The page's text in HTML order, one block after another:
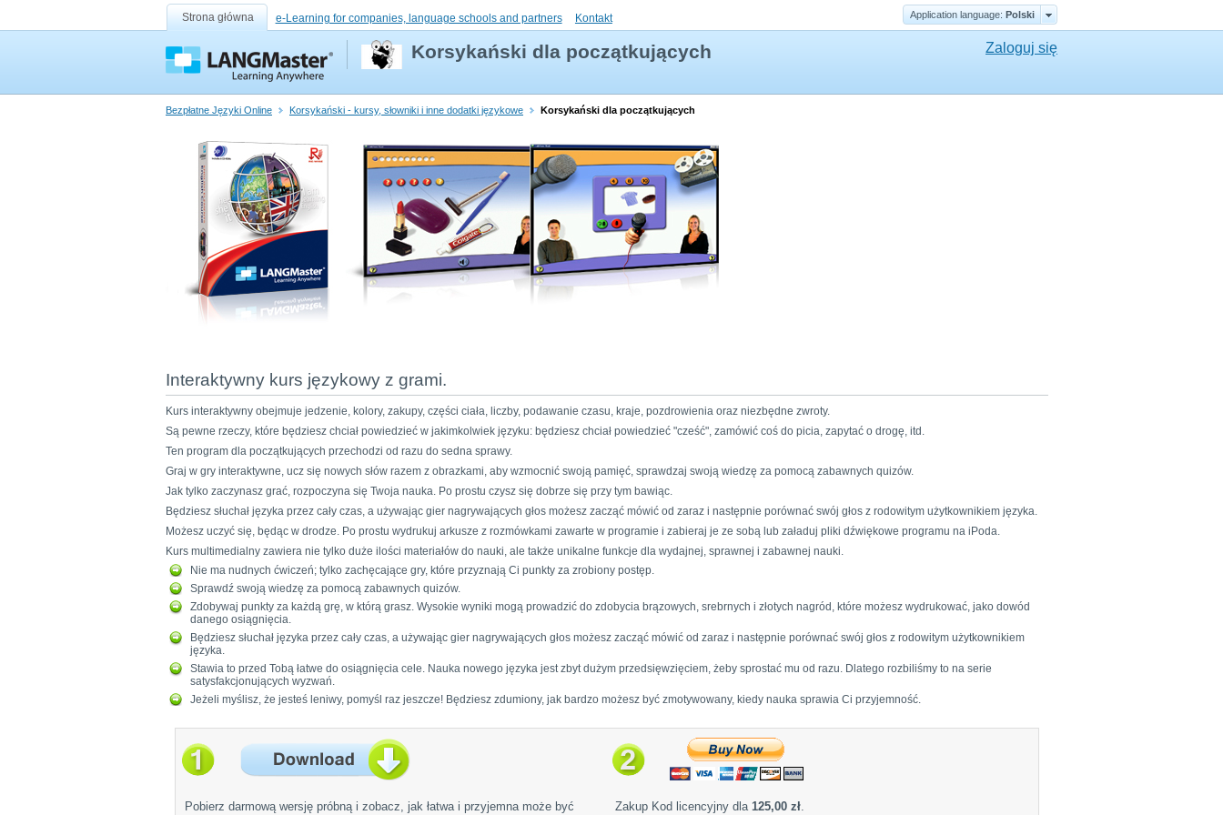
Strona główna e-Learning for companies, language schools and partners Kontakt Application language: Polski
Korsykański dla początkujących Zaloguj się
Bezpłatne Języki Online Korsykański - kursy, słowniki i inne dodatki językowe Korsykański dla początkujących
Interaktywny kurs językowy z grami.
Kurs interaktywny obejmuje jedzenie, kolory, zakupy, części ciała, liczby, podawanie czasu, kraje, pozdrowienia oraz niezbędne zwroty.
Są pewne rzeczy, które będziesz chciał powiedzieć w jakimkolwiek języku: będziesz chciał powiedzieć "cześć", zamówić coś do picia, zapytać o drogę, itd.
Ten program dla początkujących przechodzi od razu do sedna sprawy.
Graj w gry interaktywne, ucz się nowych słów razem z obrazkami, aby wzmocnić swoją pamięć, sprawdzaj swoją wiedzę za pomocą zabawnych quizów.
Jak tylko zaczynasz grać, rozpoczyna się Twoja nauka. Po prostu czysz się dobrze się przy tym bawiąc.
Będziesz słuchał języka przez cały czas, a używając gier nagrywających głos możesz zacząć mówić od zaraz i następnie porównać swój głos z rodowitym użytkownikiem języka.
Możesz uczyć się, będąc w drodze. Po prostu wydrukuj arkusze z rozmówkami zawarte w programie i zabieraj je ze sobą lub załaduj pliki dźwiękowe programu na iPoda.
Kurs multimedialny zawiera nie tylko duże ilości materiałów do nauki, ale także unikalne funkcje dla wydajnej, sprawnej i zabawnej nauki.
Nie ma nudnych ćwiczeń; tylko zachęcające gry, które przyznają Ci punkty za zrobiony postęp.
Sprawdź swoją wiedzę za pomocą zabawnych quizów.
Zdobywaj punkty za każdą grę, w którą grasz. Wysokie wyniki mogą prowadzić do zdobycia brązowych, srebrnych i złotych nagród, które możesz wydrukować, jako dowód
danego osiągnięcia.
Będziesz słuchał języka przez cały czas, a używając gier nagrywających głos możesz zacząć mówić od zaraz i następnie porównać swój głos z rodowitym użytkownikiem
języka.
Stawia to przed Tobą łatwe do osiągnięcia cele. Nauka nowego języka jest zbyt dużym przedsięwzięciem, żeby sprostać mu od razu. Dlatego rozbiliśmy to na serie
satysfakcjonujących wyzwań.
Jeżeli myślisz, że jesteś leniwy, pomyśl raz jeszcze! Będziesz zdumiony, jak bardzo możesz być zmotywowany, kiedy nauka sprawia Ci przyjemność.
Pobierz darmową wersję próbną i zobacz, jak łatwa i przyjemna może być
Zakup Kod licencyjny dla 125,00 zł